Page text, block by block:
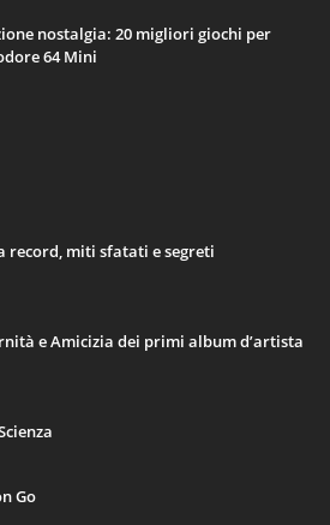
nostalgia: 20 migliori giochi per
64 Mini
record, miti sfatati e segreti
e Amicizia dei primi album d’artista
Go